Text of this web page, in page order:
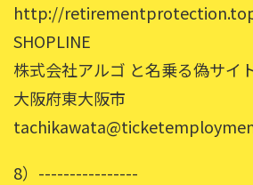
http://
SHOPLINE
株式会社アルゴ と名乗る偽サイ
大阪府東大阪市
8）----------------